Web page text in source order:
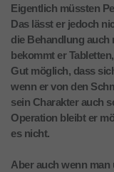
Eigentlich müssten
Das lässt er jedoch
die Behandlung auch
bekommt er
Gut möglich, dass
wenn er von den
sein Charakter auch
Operation bleibt er
es nicht.
Aber auch wenn